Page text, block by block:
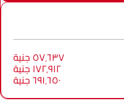
٥٧٬٦٣٧ جنية
١٧٢٬٩١٢ جنية
٦٩١٬٦٥٠ جنية